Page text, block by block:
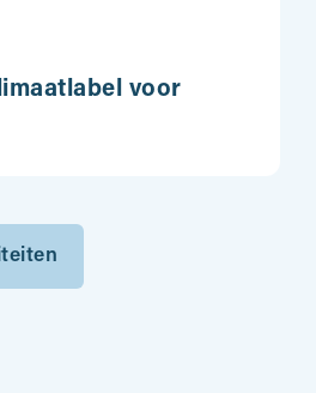
voor